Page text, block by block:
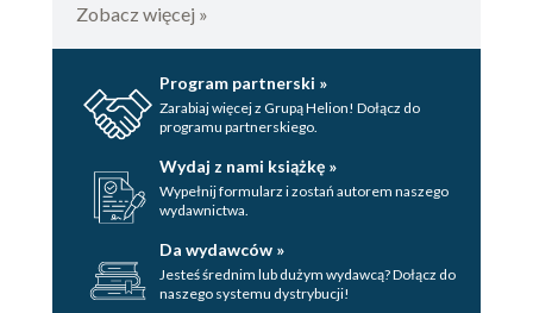
Zobacz więcej »
Program partnerski »
Zarabiaj więcej z Grupą Helion! Dołącz do
programu partnerskiego.
Wydaj z nami książkę »
Wypełnij formularz i zostań autorem naszego
wydawnictwa.
Da wydawców »
Jesteś średnim lub dużym wydawcą? Dołącz do
naszego systemu dystrybucji!